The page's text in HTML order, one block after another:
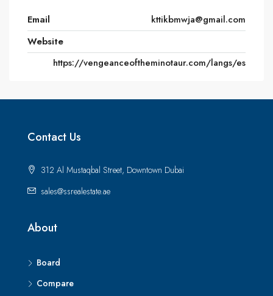
Email
kttikbmwja@gmail.com
Website
https://vengeanceoftheminotaur.com/langs/es
Contact Us
312 Al Mustaqbal Street, Downtown Dubai
sales@ssrealestate.ae
About
Board
Compare